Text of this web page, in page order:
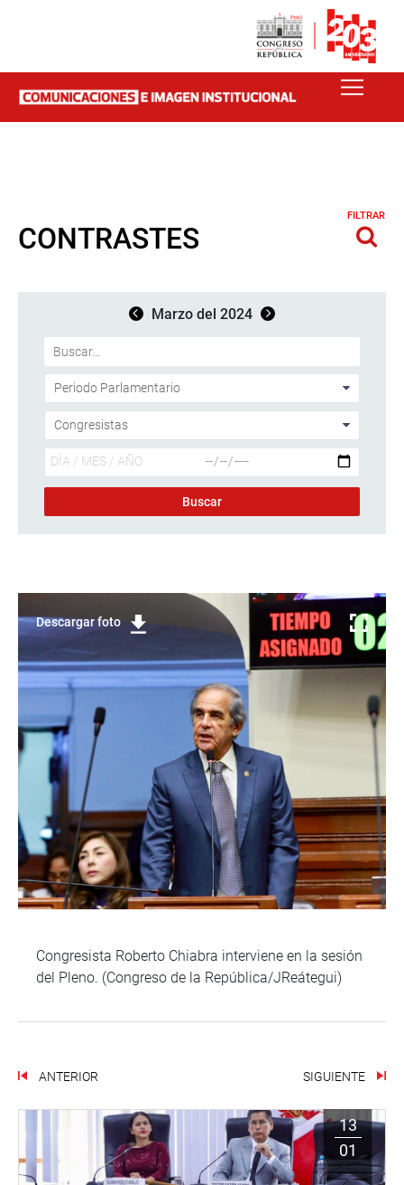
CONTRASTES
FILTRAR
Marzo del 2024
Descargar foto
Congresista Roberto Chiabra interviene en la sesión
del Pleno. (Congreso de la República/JReátegui)
ANTERIOR SIGUIENTE
13
01